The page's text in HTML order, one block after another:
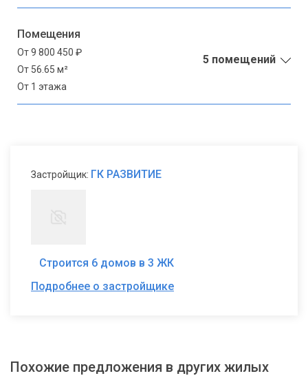
Помещения
От 9 800 450 ₽
От 56.65 м²
От 1 этажа
5 помещений
Застройщик: ГК РАЗВИТИЕ
Строится 6 домов в 3 ЖК
Подробнее о застройщике
Похожие предложения в других жилых